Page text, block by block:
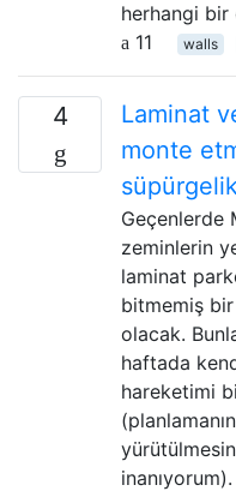
herhangi bir
11
walls
4
Laminat
monte
Geçenlerde
zeminlerin
laminat
bitmemiş
olacak.
haftada
hareketimi